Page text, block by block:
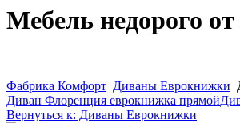
Мебель недорого
Фабрика Комфорт Диваны Еврокнижки
Диван Флоренция еврокнижка прямой
Вернуться к: Диваны Еврокнижки